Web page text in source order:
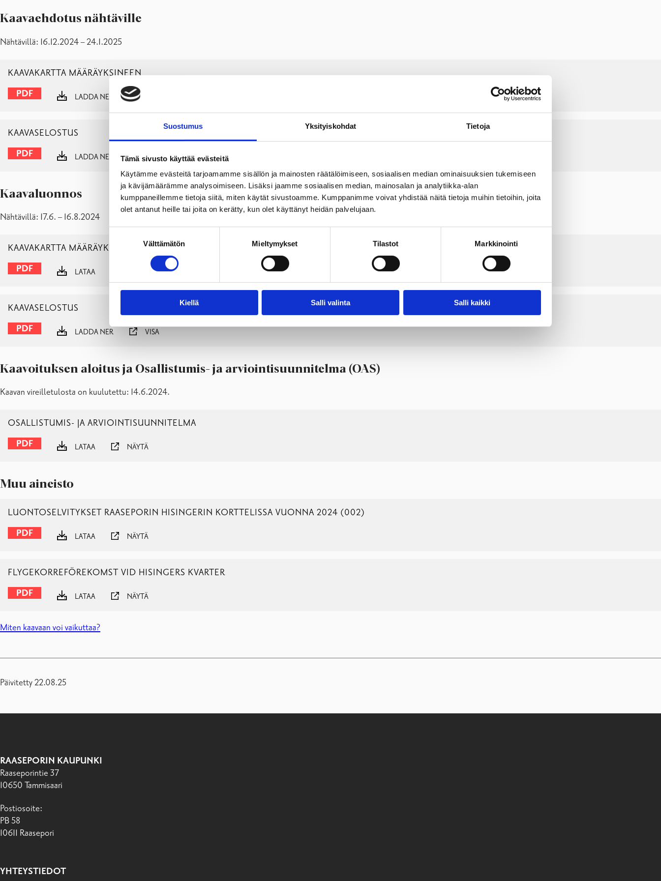
Suostumus Yksityiskohdat Tietoja
Tämä sivusto käyttää evästeitä
Käytämme evästeitä tarjoamamme sisällön ja mainosten räätälöimiseen, sosiaalisen median ominaisuuksien tukemiseen
ja kävijämäärämme analysoimiseen. Lisäksi jaamme sosiaalisen median, mainosalan ja analytiikka-alan
kumppaneillemme tietoja siitä, miten käytät sivustoamme. Kumppanimme voivat yhdistää näitä tietoja muihin tietoihin, joita
olet antanut heille tai joita on kerätty, kun olet käyttänyt heidän palvelujaan.
Välttämätön Mieltymykset Tilastot Markkinointi
Kiellä Salli valinta Salli kaikki
Kaavaehdotus nähtäville
Nähtävillä: 16.12.2024 – 24.1.2025
KAAVAKARTTA MÄÄRÄYKSINEEN
LADDA NER
KAAVASELOSTUS
LADDA NER VISA
Kaavaluonnos
Nähtävillä: 17.6. – 16.8.2024
KAAVAKARTTA MÄÄRÄYKSINEEN
LATAA
KAAVASELOSTUS
LADDA NER VISA
Kaavoituksen aloitus ja Osallistumis- ja arviointisuunnitelma (OAS)
Kaavan vireilletulosta on kuulutettu: 14.6.2024.
OSALLISTUMIS- JA ARVIOINTISUUNNITELMA
LATAA NÄYTÄ
Muu aineisto
LUONTOSELVITYKSET RAASEPORIN HISINGERIN KORTTELISSA VUONNA 2024 (002)
LATAA NÄYTÄ
FLYGEKORREFÖREKOMST VID HISINGERS KVARTER
LATAA NÄYTÄ
Miten kaavaan voi vaikuttaa?
Päivitetty 22.08.25
RAASEPORIN KAUPUNKI
Raaseporintie 37
10650 Tammisaari
Postiosoite:
PB 58
10611 Raasepori
YHTEYSTIEDOT